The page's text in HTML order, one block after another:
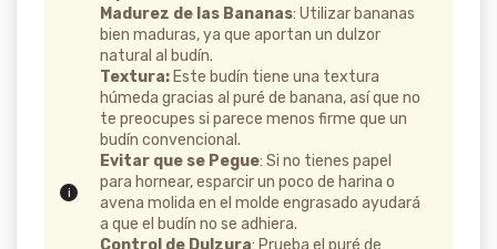
Madurez de las Bananas: Utilizar bananas
bien maduras, ya que aportan un dulzor
natural al budín.
Textura: Este budín tiene una textura
húmeda gracias al puré de banana, así que no
te preocupes si parece menos firme que un
budín convencional.
Evitar que se Pegue: Si no tienes papel
para hornear, esparcir un poco de harina o
avena molida en el molde engrasado ayudará
a que el budín no se adhiera.
Control de Dulzura: Prueba el puré de